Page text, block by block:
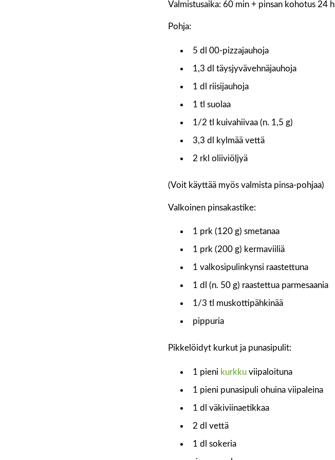
Valmistusaika: 60 min + pinsan kohotus 24 h
Pohja:
5 dl 00-pizzajauhoja
1,3 dl täysjyvävehnäjauhoja
1 dl riisijauhoja
1 tl suolaa
1/2 tl kuivahiivaa (n. 1,5 g)
3,3 dl kylmää vettä
2 rkl oliiviöljyä
(Voit käyttää myös valmista pinsa-pohjaa)
Valkoinen pinsakastike:
1 prk (120 g) smetanaa
1 prk (200 g) kermaviiliä
1 valkosipulinkynsi raastettuna
1 dl (n. 50 g) raastettua parmesaania
1/3 tl muskottipähkinää
pippuria
Pikkelöidyt kurkut ja punasipulit:
1 pieni kurkkuviipaloituna
1 pieni punasipuli ohuina viipaleina
1 dl väkiviinaetikkaa
2 dl vettä
1 dl sokeria